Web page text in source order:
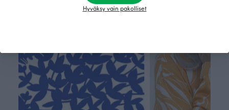
Hyväksy vain pakolliset